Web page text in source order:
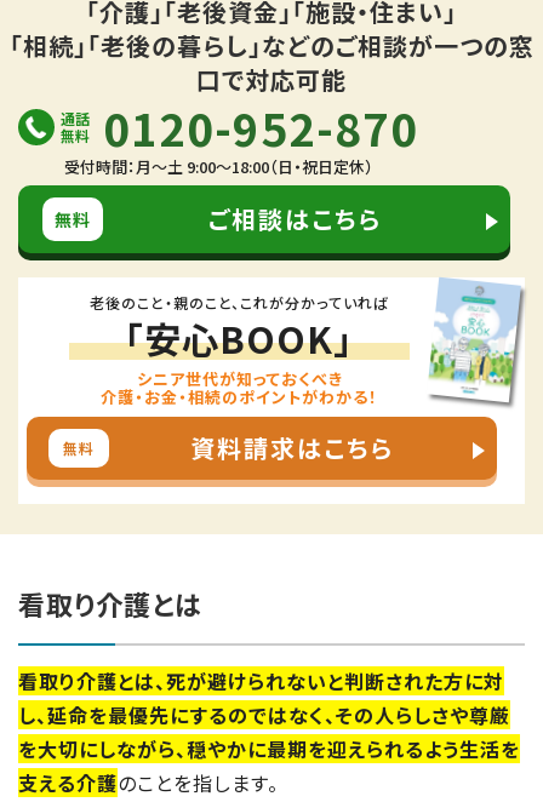
「介護」「老後資金」「施設・住まい」
「相続」「老後の暮らし」などのご相談が一つの窓
口で対応可能
通話
無料
0120-952-870
受付時間：月～土 9:00～18:00（日・祝日定休）
無料 ご相談はこちら
老後のこと・親のこと、これが分かっていれば
「安心BOOK」
シニア世代が知っておくべき
介護・お金・相続のポイントがわかる！
無料 資料請求はこちら
看取り介護とは
看取り介護とは、死が避けられないと判断された方に対
し、延命を最優先にするのではなく、その人らしさや尊厳
を大切にしながら、穏やかに最期を迎えられるよう生活を
支える介護のことを指します。